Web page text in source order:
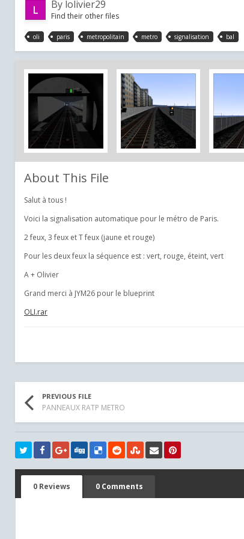
By lolivier29
Find their other files
oli paris metropolitain metro signalisation bal
About This File
Salut à tous !
Voici la signalisation automatique pour le métro de Paris.
2 feux, 3 feux et T feux (jaune et rouge)
Pour les deux feux la séquence est : vert, rouge, éteint, vert
A + Olivier
Grand merci à JYM26 pour le blueprint
OLI.rar
PREVIOUS FILE
PANNEAUX RATP METRO
0 Reviews 0 Comments